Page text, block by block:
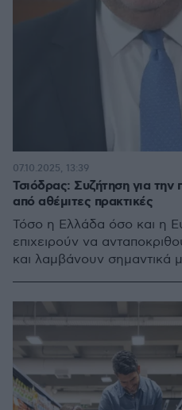
Τσιόδρας: Συζήτηση για
από αθέμιτες πρακτικές
Τόσο η Ελλάδα όσο και η
επιχειρούν να
και λαμβάνουν σημαντικά
07.10.2025, 13:39